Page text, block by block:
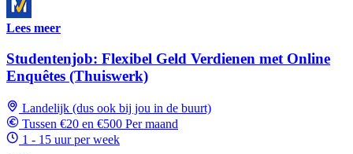
Lees meer
Studentenjob: Flexibel Geld Verdienen met Online
Enquêtes (Thuiswerk)
Landelijk (dus ook bij jou in de buurt)
Tussen €20 en €500 Per maand
1 - 15 uur per week